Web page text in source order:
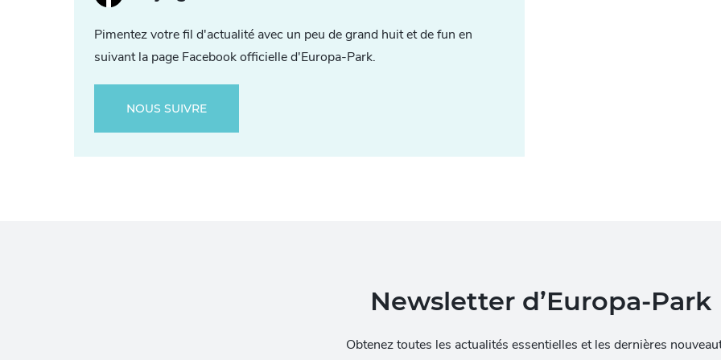
Pimentez votre fil d'actualité avec un peu de grand huit et de fun en
suivant la page Facebook officielle d'Europa-Park.
NOUS SUIVRE
Newsletter d’Europa-Park
Obtenez toutes les actualités essentielles et les dernières